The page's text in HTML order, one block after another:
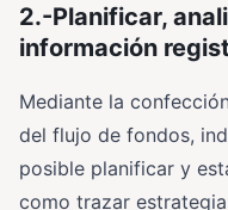
2.-Planificar,
información
Mediante la
del flujo de fondos,
posible planificar y
como trazar